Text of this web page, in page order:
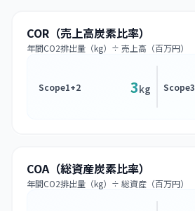
COR（売上高炭素比率）
年間CO2排出量（kg）÷ 売上高（百万円）
Scope1+2 3kg Scope3
COA（総資産炭素比率）
年間CO2排出量（kg）÷ 総資産（百万円）